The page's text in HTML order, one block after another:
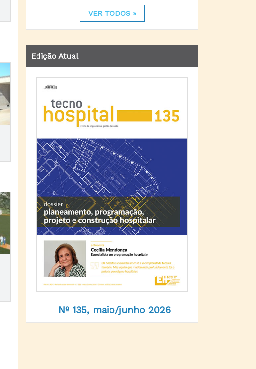
VER TODOS »
Edição Atual
Nº 135, maio/junho 2026